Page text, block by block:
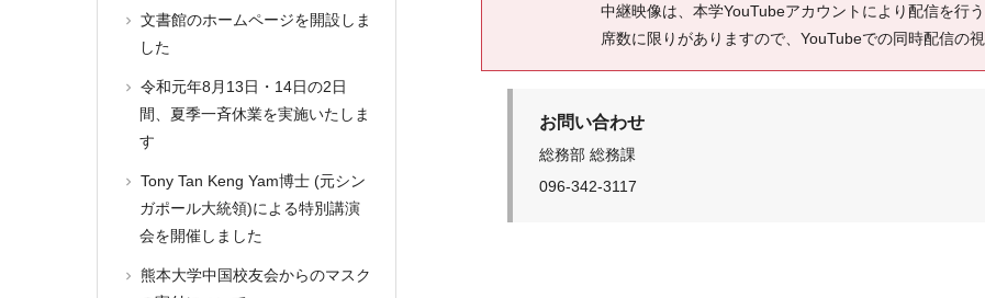
中継映像は、本学YouTubeアカウントにより配信を行うも
席数に限りがありますので、YouTubeでの同時
お問い合わせ
総務部 総務課
096-342-3117
文書館のホームページを開設しま
した
令和元年8月13日・14日の2日
間、夏季一斉休業を実施いたしま
す
Tony Tan Keng Yam博士 (元シン
ガポール大統領)による特別講演
会を開催しました
熊本大学中国校友会からのマスク